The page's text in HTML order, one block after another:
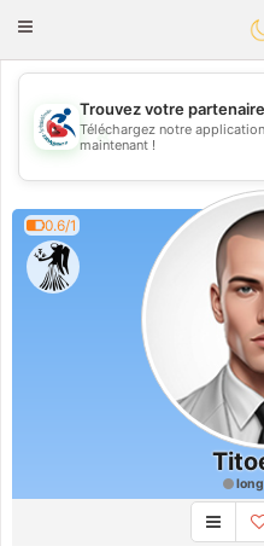
Toggle
💖
💕
Trouvez votre
Téléchargez notre
maintenant !
0.6/1